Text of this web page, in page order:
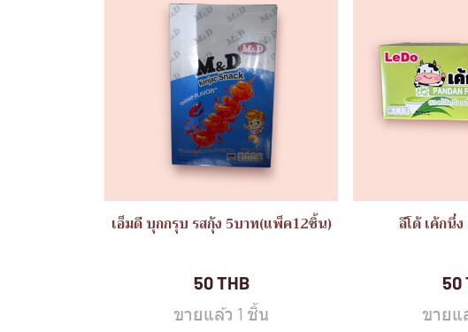
เอ็มดี บุกกรุบ รสกุ้ง 5บาท(แพ็ค12ชิ้น)
50 THB
ขายแล้ว 1 ชิ้น
ลีโด้ เค้กนึ่
50
ขายแ